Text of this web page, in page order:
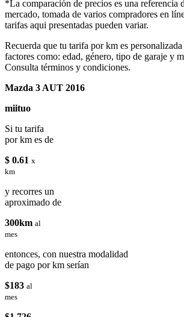
*La comparación de precios es una referencia
mercado, tomada de varios compradores en
tarifas aqui presentadas pueden variar.
Recuerda que tu tarifa por km es
factores como: edad, género, tipo de garaje y
Consulta términos y condiciones.
Mazda 3 AUT 2016
miituo
Si tu tarifa
por km es de
$ 0.61 x
km
y recorres un
aproximado de
300km al
mes
entonces, con nuestra modalidad
de pago por km serían
$183 al
mes